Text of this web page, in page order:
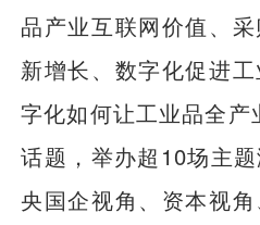
品产业互联网价值、
新增长、数字化促进
字化如何让工业品全产
话题，举办超10场主题
央国企视角、资本视